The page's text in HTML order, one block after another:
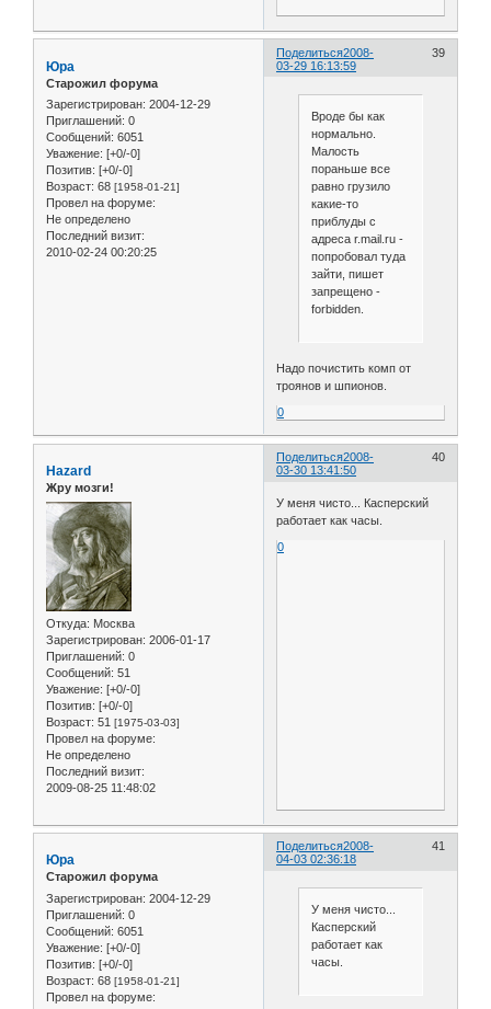
Поделиться 39
2008-
03-29 16:13:59
Юра
Старожил форума
Зарегистрирован: 2004-12-29
Приглашений: 0
Сообщений: 6051
Уважение: [+0/-0]
Позитив: [+0/-0]
Возраст: 68 [1958-01-21]
Провел на форуме:
Не определено
Последний визит:
2010-02-24 00:20:25
Вроде бы как
нормально.
Малость
пораньше все
равно грузило
какие-то
приблуды с
адреса r.mail.ru -
попробовал туда
зайти, пишет
запрещено -
forbidden.
Надо почистить комп от
троянов и шпионов.
0
Поделиться 40
2008-
03-30 13:41:50
Hazard
Жру мозги!
Откуда: Москва
Зарегистрирован: 2006-01-17
Приглашений: 0
Сообщений: 51
Уважение: [+0/-0]
Позитив: [+0/-0]
Возраст: 51 [1975-03-03]
Провел на форуме:
Не определено
Последний визит:
2009-08-25 11:48:02
У меня чисто... Касперский
работает как часы.
0
Поделиться 41
2008-
04-03 02:36:18
Юра
Старожил форума
Зарегистрирован: 2004-12-29
Приглашений: 0
Сообщений: 6051
Уважение: [+0/-0]
Позитив: [+0/-0]
Возраст: 68 [1958-01-21]
Провел на форуме:
У меня чисто...
Касперский
работает как
часы.